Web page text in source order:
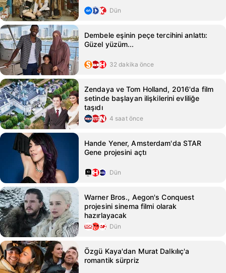
Dün
Dembele eşinin peçe tercihini anlattı:
Güzel yüzüm...
32 dakika önce
Zendaya ve Tom Holland, 2016'da film
setinde başlayan ilişkilerini evliliğe
taşıdı
4 saat önce
Hande Yener, Amsterdam'da STAR
Gene projesini açtı
Dün
Warner Bros., Aegon's Conquest
projesini sinema filmi olarak
hazırlayacak
Dün
Özgü Kaya'dan Murat Dalkılıç'a
romantik sürpriz